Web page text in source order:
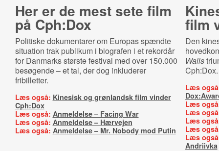
Her er de mest sete film
på Cph:Dox
Politiske dokumentarer om Europas spændte
situation trak publikum i biografen i et rekordår
for Danmarks største festival med over 150.000
besøgende – et tal, der dog inkluderer
fribilletter.
Læs også: Kinesisk og grønlandsk film vinder
Cph:Dox
Læs også: Anmeldelse – Facing War
Læs også: Anmeldelse – Hærvejen
Læs også: Anmeldelse – Mr. Nobody mod Putin
film
Den
Walls
Cph:Dox.
Læs
Læs
Læs
Læs
Læs
Læs
Andriivka